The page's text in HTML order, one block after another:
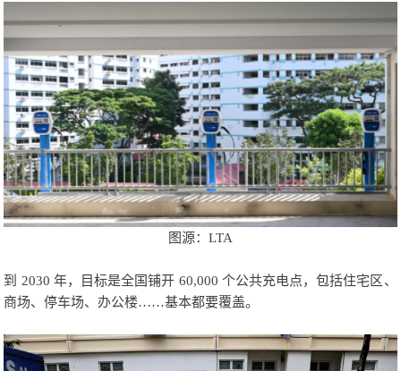
图源：LTA
到 2030 年，目标是全国铺开 60,000 个公共充电点，包括住宅区、
商场、停车场、办公楼……基本都要覆盖。